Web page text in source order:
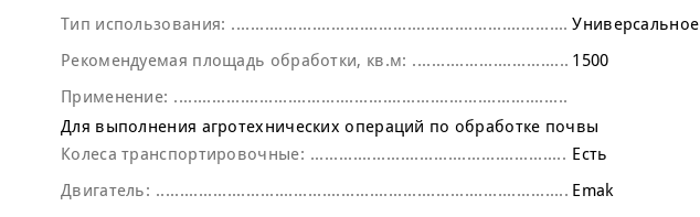
Тип использования:
Универсальное
Рекомендуемая площадь обработки, кв.м:
1500
Применение:
Для выполнения агротехнических операций по обработке почвы
Колеса транспортировочные:
Есть
Двигатель:
Emak